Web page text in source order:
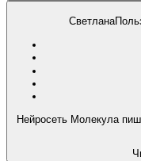
Светлана
Нейросеть Молекула